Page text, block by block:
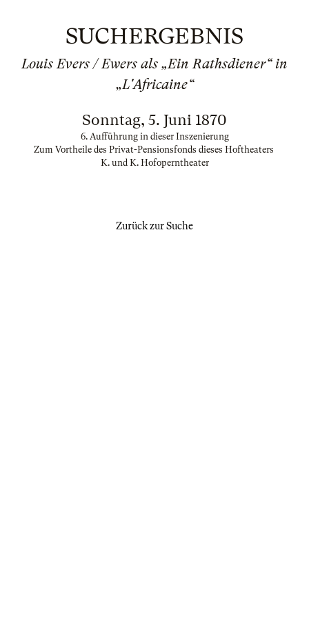
SUCHERGEBNIS
Louis Evers / Ewers als „Ein Rathsdiener“ in
„L'Africaine“
Sonntag, 5. Juni 1870
6. Aufführung in dieser Inszenierung
Zum Vortheile des Privat-Pensionsfonds dieses Hoftheaters
K. und K. Hofoperntheater
Zurück zur Suche